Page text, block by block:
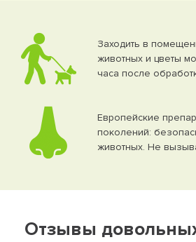
Заходить в
животных и цветы
часа после
Европейские
поколений:
животных. Не
Отзывы